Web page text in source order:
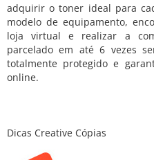
adquirir o toner ideal para
modelo de equipamento,
loja virtual e realizar a
parcelado em até 6 vezes
totalmente protegido e
online.
Dicas Creative Cópias